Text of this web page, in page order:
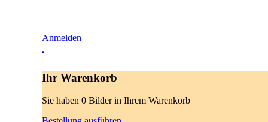
Anmelden
.
Ihr Warenkorb
Sie haben 0 Bilder in Ihrem Warenkorb